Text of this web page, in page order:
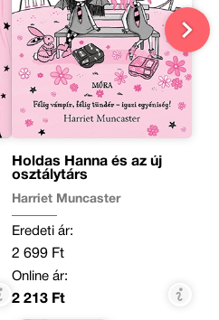
Holdas Hanna és az új
osztálytárs
Harriet Muncaster
Eredeti ár:
2 699 Ft
Online ár:
2 213 Ft